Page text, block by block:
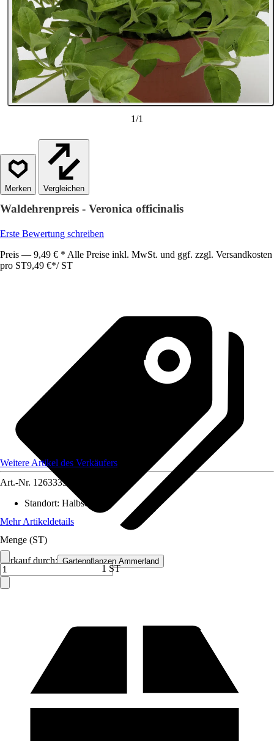
1/1
Vergleichen
Waldehrenpreis - Veronica officinalis
Erste Bewertung schreiben
Preis — 9,49 € * Alle Preise inkl. MwSt. und ggf. zzgl. Versandkosten
pro ST9,49 €*/ ST
Verkauf durch: Gartenpflanzen Ammerland
Weitere Artikel des Verkäufers
Art.-Nr. 12633336
Standort: Halbschatten
Mehr Artikeldetails
Menge (ST)
1 ST